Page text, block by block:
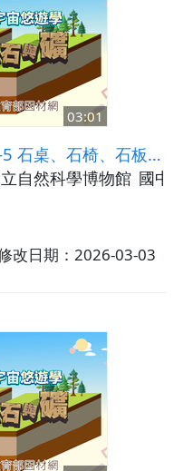
03:01
、石板(大理石、花崗岩、蛇紋岩)
自然科學博物館 國中7-
改日期：2026-03-03